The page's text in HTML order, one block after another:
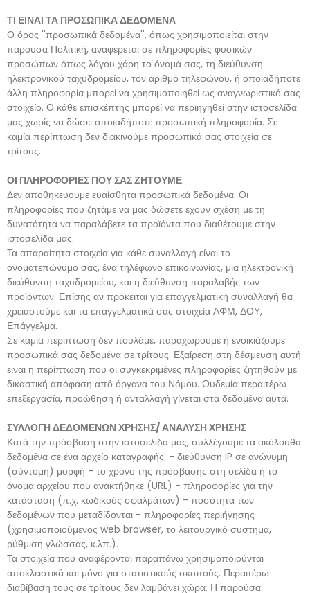
ΤΙ ΕΙΝΑΙ ΤΑ ΠΡΟΣΩΠΙΚΑ ΔΕΔΟΜΕΝΑ
Ο όρος ''προσωπικά δεδομένα'', όπως χρησιμοποιείται στην
παρούσα Πολιτική, αναφέρεται σε πληροφορίες φυσικών
προσώπων όπως λόγου χάρη το όνομά σας, τη διεύθυνση
ηλεκτρονικού ταχυδρομείου, τον αριθμό τηλεφώνου, ή οποιαδήποτε
άλλη πληροφορία μπορεί να χρησιμοποιηθεί ως αναγνωριστικό σας
στοιχείο. Ο κάθε επισκέπτης μπορεί να περιηγηθεί στην ιστοσελίδα
μας χωρίς να δώσει οποιαδήποτε προσωπική πληροφορία. Σε
καμία περίπτωση δεν διακινούμε προσωπικά σας στοιχεία σε
τρίτους.
ΟΙ ΠΛΗΡΟΦΟΡΙΕΣ ΠΟΥ ΣΑΣ ΖΗΤΟΥΜΕ
Δεν αποθηκευουμε ευαίσθητα προσωπικά δεδομένα. Οι
πληροφορίες που ζητάμε να μας δώσετε έχουν σχέση με τη
δυνατότητα να παραλάβετε τα προϊόντα που διαθέτουμε στην
ιστοσελίδα μας.
Τα απαραίτητα στοιχεία για κάθε συναλλαγή είναι το
ονοματεπώνυμο σας, ένα τηλέφωνο επικοινωνίας, μια ηλεκτρονική
διεύθυνση ταχυδρομείου, και η διεύθυνση παραλαβής των
προϊόντων. Επίσης αν πρόκειται για επαγγελματική συναλλαγή θα
χρειαστούμε και τα επαγγελματικά σας στοιχεία ΑΦΜ, ΔΟΥ,
Επάγγελμα.
Σε καμία περίπτωση δεν πουλάμε, παραχωρούμε ή ενοικιάζουμε
προσωπικά σας δεδομένα σε τρίτους. Εξαίρεση στη δέσμευση αυτή
είναι η περίπτωση που οι συγκεκριμένες πληροφορίες ζητηθούν με
δικαστική απόφαση από όργανα του Νόμου. Ουδεμία περαιτέρω
επεξεργασία, προώθηση ή ανταλλαγή γίνεται στα δεδομένα αυτά.
ΣΥΛΛΟΓΗ ΔΕΔΟΜΕΝΩΝ ΧΡΗΣΗΣ/ ΑΝΑΛΥΣΗ ΧΡΗΣΗΣ
Κατά την πρόσβαση στην ιστοσελίδα μας, συλλέγουμε τα ακόλουθα
δεδομένα σε ένα αρχείο καταγραφής: - διεύθυνση IP σε ανώνυμη
(σύντομη) μορφή - το χρόνο της πρόσβασης στη σελίδα ή το
όνομα αρχείου που ανακτήθηκε (URL) - πληροφορίες για την
κατάσταση (π.χ. κωδικούς σφαλμάτων) - ποσότητα των
δεδομένων που μεταδίδονται - πληροφορίες περιήγησης
(χρησιμοποιούμενος web browser, το λειτουργικό σύστημα,
ρύθμιση γλώσσας, κ.λπ.).
Τα στοιχεία που αναφέρονται παραπάνω χρησιμοποιούνται
αποκλειστικά και μόνο για στατιστικούς σκοπούς. Περαιτέρω
διαβίβαση τους σε τρίτους δεν λαμβάνει χώρα. Η παρούσα